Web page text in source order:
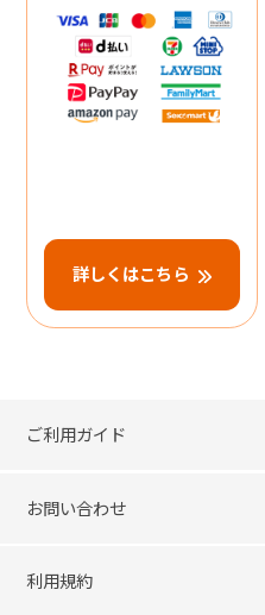
詳しくはこちら
ご利用ガイド
お問い合わせ
利用規約